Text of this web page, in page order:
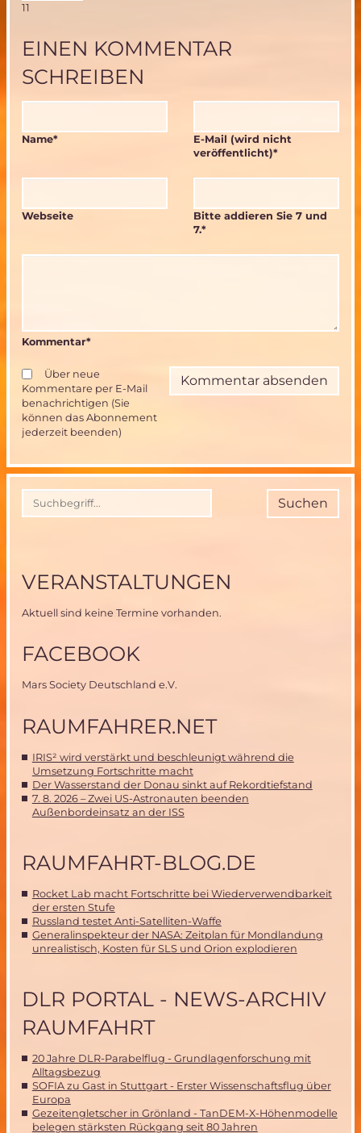
11
EINEN KOMMENTAR
SCHREIBEN
Pflichtfeld
Name* Pflichtfeld
E-Mail (wird nicht
veröffentlicht)*
Webseite
Bitte addieren Sie 7 und
7.*
Kommentar*
Über neue
Kommentare per E-Mail
benachrichtigen (Sie
können das Abonnement
jederzeit beenden)
Suchen
VERANSTALTUNGEN
Aktuell sind keine Termine vorhanden.
FACEBOOK
Mars Society Deutschland e.V.
RAUMFAHRER.NET
IRIS² wird verstärkt und beschleunigt während die
Umsetzung Fortschritte macht
Der Wasserstand der Donau sinkt auf Rekordtiefstand
7. 8. 2026 – Zwei US-Astronauten beenden
Außenbordeinsatz an der ISS
RAUMFAHRT-BLOG.DE
Rocket Lab macht Fortschritte bei Wiederverwendbarkeit
der ersten Stufe
Russland testet Anti-Satelliten-Waffe
Generalinspekteur der NASA: Zeitplan für Mondlandung
unrealistisch, Kosten für SLS und Orion explodieren
DLR PORTAL - NEWS-ARCHIV
RAUMFAHRT
20 Jahre DLR-Parabelflug - Grundlagenforschung mit
Alltagsbezug
SOFIA zu Gast in Stuttgart - Erster Wissenschaftsflug über
Europa
Gezeitengletscher in Grönland - TanDEM-X-Höhenmodelle
belegen stärksten Rückgang seit 80 Jahren